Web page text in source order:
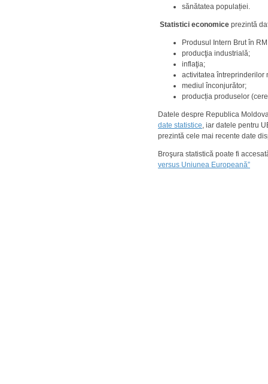
sănătatea populației.
Statistici economice prezintă
Produsul Intern Brut în
producţia industrială;
inflaţia;
activitatea întreprinderilor
mediul înconjurător;
producția produselor
Datele despre Republica
date statistice, iar datele pentru
prezintă cele mai recente date
Broşura statistică poate fi
versus Uniunea Europeană”